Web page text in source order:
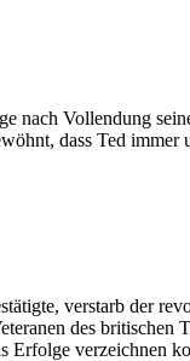
Vollendung
dass Ted
verstarb der
des
Erfolge verzeichnen